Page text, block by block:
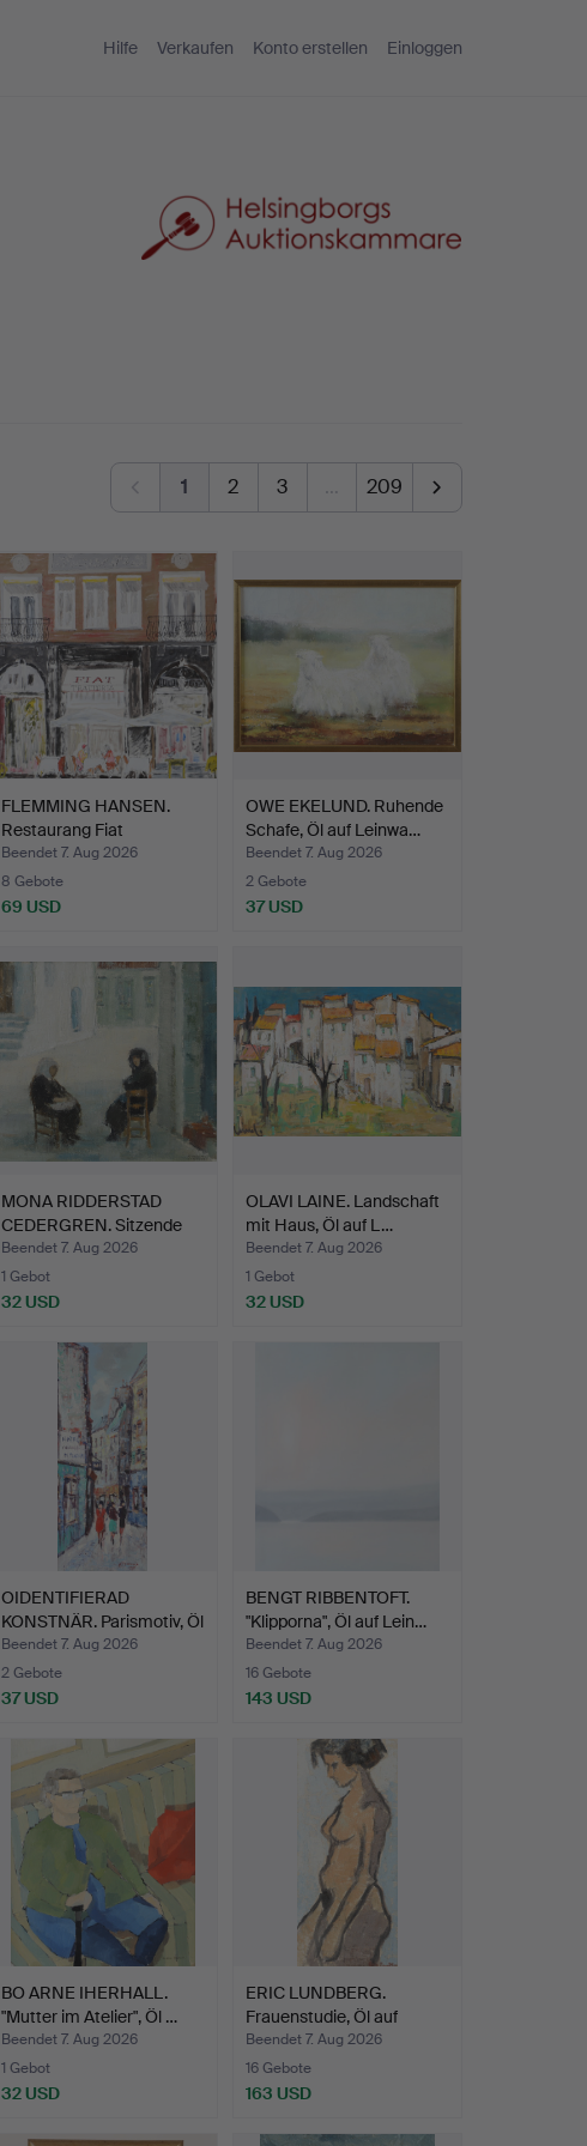
Hilfe Verkaufen Konto erstellen Einloggen
1 2 3 … 209
FLEMMING HANSEN.
Restaurang Fiat
Kopenhage…
Beendet 7. Aug 2026
8 Gebote
69 USD
OWE EKELUND. Ruhende
Schafe, Öl auf Leinwa…
Beendet 7. Aug 2026
2 Gebote
37 USD
MONA RIDDERSTAD
CEDERGREN. Sitzende
Frauen…
Beendet 7. Aug 2026
1 Gebot
32 USD
OLAVI LAINE. Landschaft
mit Haus, Öl auf L…
Beendet 7. Aug 2026
1 Gebot
32 USD
OIDENTIFIERAD
KONSTNÄR. Parismotiv, Öl
auf…
Beendet 7. Aug 2026
2 Gebote
37 USD
BENGT RIBBENTOFT.
"Klipporna", Öl auf Lein…
Beendet 7. Aug 2026
16 Gebote
143 USD
BO ARNE IHERHALL.
"Mutter im Atelier", Öl …
Beendet 7. Aug 2026
1 Gebot
32 USD
ERIC LUNDBERG.
Frauenstudie, Öl auf
Leinwa…
Beendet 7. Aug 2026
16 Gebote
163 USD